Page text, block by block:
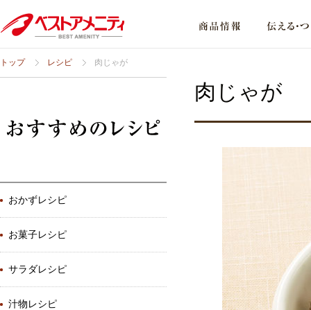
トップ レシピ 肉じゃが
肉じゃが
おかずレシピ
お菓子レシピ
サラダレシピ
汁物レシピ